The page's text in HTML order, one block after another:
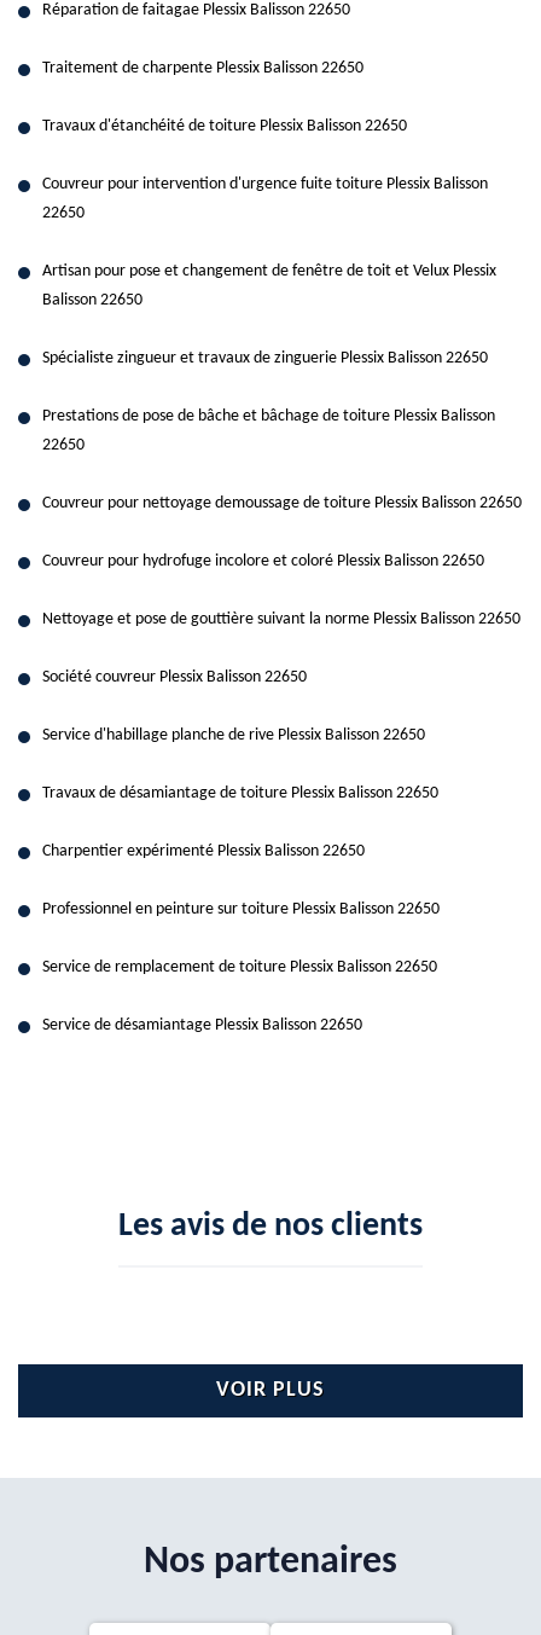
Réparation de faitagae Plessix Balisson 22650
Traitement de charpente Plessix Balisson 22650
Travaux d'étanchéité de toiture Plessix Balisson 22650
Couvreur pour intervention d'urgence fuite toiture Plessix Balisson
22650
Artisan pour pose et changement de fenêtre de toit et Velux Plessix
Balisson 22650
Spécialiste zingueur et travaux de zinguerie Plessix Balisson 22650
Prestations de pose de bâche et bâchage de toiture Plessix Balisson
22650
Couvreur pour nettoyage demoussage de toiture Plessix Balisson 22650
Couvreur pour hydrofuge incolore et coloré Plessix Balisson 22650
Nettoyage et pose de gouttière suivant la norme Plessix Balisson 22650
Société couvreur Plessix Balisson 22650
Service d'habillage planche de rive Plessix Balisson 22650
Travaux de désamiantage de toiture Plessix Balisson 22650
Charpentier expérimenté Plessix Balisson 22650
Professionnel en peinture sur toiture Plessix Balisson 22650
Service de remplacement de toiture Plessix Balisson 22650
Service de désamiantage Plessix Balisson 22650
Les avis de nos clients
VOIR PLUS
Nos partenaires